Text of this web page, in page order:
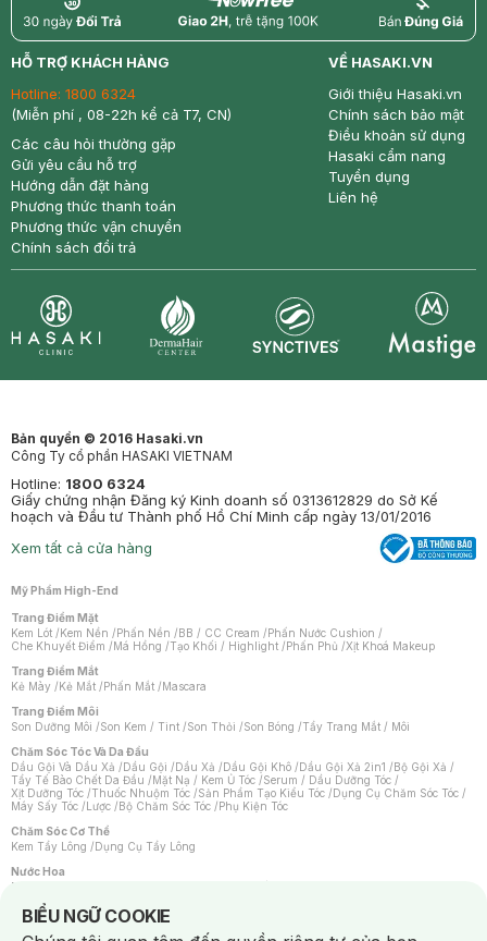
return nowfree price
HỖ TRỢ KHÁCH HÀNG
Hotline: 1800 6324
(Miễn phí , 08-22h kể cả T7, CN)
Các câu hỏi thường gặp
Gửi yêu cầu hỗ trợ
Hướng dẫn đặt hàng
Phương thức thanh toán
Phương thức vận chuyển
Chính sách đổi trả
VỀ HASAKI.VN
Giới thiệu Hasaki.vn
Chính sách bảo mật
Điều khoản sử dụng
Hasaki cẩm nang
Tuyển dụng
Liên hệ
Bản quyền © 2016 Hasaki.vn
Công Ty cổ phần HASAKI VIETNAM
Hotline: 1800 6324
Giấy chứng nhận Đăng ký Kinh doanh số 0313612829 do Sở Kế
hoạch và Đầu tư Thành phố Hồ Chí Minh cấp ngày 13/01/2016
Xem tất cả cửa hàng
Mỹ Phẩm High-End
Trang Điểm Mặt
Kem Lót /Kem Nền /Phấn Nền /BB / CC Cream /Phấn Nước Cushion /
Che Khuyết Điểm /Má Hồng /Tạo Khối / Highlight /Phấn Phủ /Xịt Khoá Makeup
Trang Điểm Mắt
Kẻ Mày /Kẻ Mắt /Phấn Mắt /Mascara
Trang Điểm Môi
Son Dưỡng Môi /Son Kem / Tint /Son Thỏi /Son Bóng /Tẩy Trang Mắt / Môi
Chăm Sóc Tóc Và Da Đầu
Dầu Gội Và Dầu Xả /Dầu Gội /Dầu Xả /Dầu Gội Khô /Dầu Gội Xả 2in1 /Bộ Gội Xả /
Tẩy Tế Bào Chết Da Đầu /Mặt Nạ / Kem Ủ Tóc /Serum / Dầu Dưỡng Tóc /
Xịt Dưỡng Tóc /Thuốc Nhuộm Tóc /Sản Phẩm Tạo Kiểu Tóc /Dụng Cụ Chăm Sóc Tóc /
Máy Sấy Tóc /Lược /Bộ Chăm Sóc Tóc /Phụ Kiện Tóc
Chăm Sóc Cơ Thể
Kem Tẩy Lông /Dụng Cụ Tẩy Lông
Nước Hoa
Nước Hoa Nữ
Chăm Sóc Cá Nhân
BIỂU NGỮ COOKIE
Notice about cookies usage